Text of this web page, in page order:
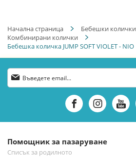
Начална страница
Бебешки колички
Комбинирани колички
Бебешка количка JUMP SOFT VIOLET - NIO
Абонирай
се
бюлетин:
Помощник за пазаруване
Списък за родилното